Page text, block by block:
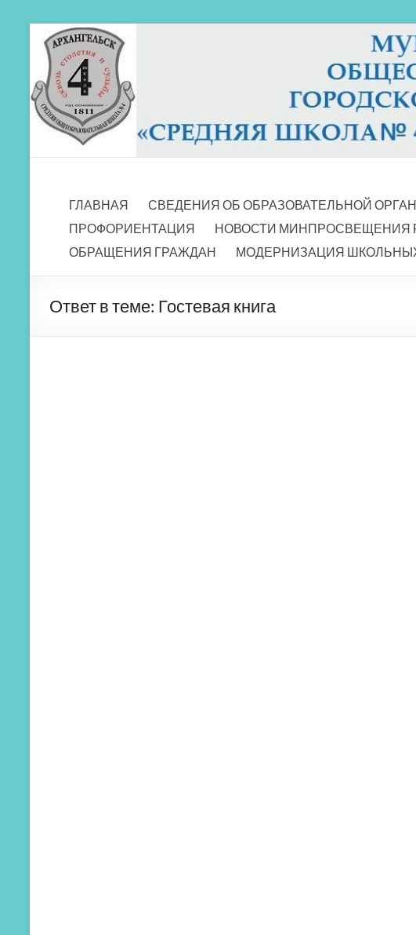
Перейти
содержимому
МБОУ СШ 4
ГЛАВНАЯ
СВЕДЕНИЯ ОБ ОБРАЗОВАТЕЛЬНОЙ
ПРОФОРИЕНТАЦИЯ
НОВОСТИ МИНПРОСВЕЩЕНИЯ
ОБРАЩЕНИЯ ГРАЖДАН
МОДЕРНИЗАЦИЯ
Ответ в теме: Гостевая книга